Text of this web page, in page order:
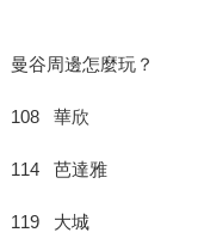
曼谷周邊怎麼玩？
108 華欣
114 芭達雅
119 大城